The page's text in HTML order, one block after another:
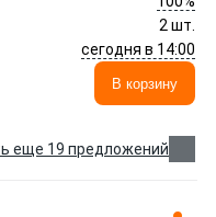
2 шт.
сегодня в 14:00
В корзину
еще 19 предложений